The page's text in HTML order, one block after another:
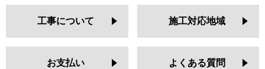
工事について 施工対応地域
お支払い よくある質問